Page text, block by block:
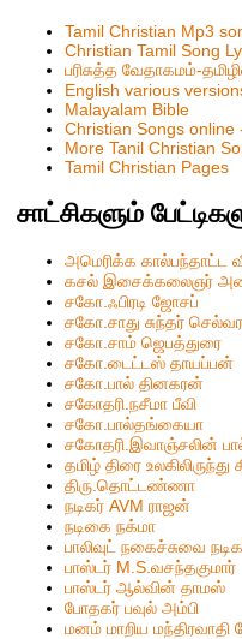
Tamil Christian Mp3
Christian Tamil Song
பரிசுத்த வேதாகமம்-
English various
Malayalam Bible
Christian Songs online
More Tanil Christian
Tamil Christian Pages
சாட்சிகளும்
அமெரிக்க கால்பந்தாட்ட
கசல் இசைக்கலைஞர்
சகோ.ஃபிரடி ஜோசப்
சகோ.சாது சுந்தர்
சகோ.சாம் ஜெபத்துரை
சகோ.டைட்டஸ் தாயப்பன்
சகோ.பால் தினகரன்
சகோதரி.நசீமா பீவி
ச‌கோ.பால்த‌ங்கையா
ச‌கோதரி.இவாஞ்சலின்
தமிழ் திரை உலகிலிருந்து
திரு.தொட்டண்ணா
நடிகர் AVM ராஜன்
நடிகை நக்மா
பாலிவுட் நகைச்சுவை
பாஸ்டர் M.S.வசந்தகுமார்
பாஸ்டர் ஆல்வின் தாமஸ்
போதகர் பவுல் அம்பி
மனம் மாறிய மந்திரவாதி